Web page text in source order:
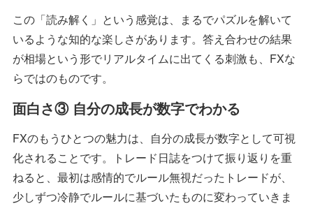
この「読み解く」という感覚は、まるでパズルを解いて
いるような知的な楽しさがあります。答え合わせの結果
が相場という形でリアルタイムに出てくる刺激も、FXな
らではのものです。
面白さ③ 自分の成長が数字でわかる
FXのもうひとつの魅力は、自分の成長が数字として可視
化されることです。トレード日誌をつけて振り返りを重
ねると、最初は感情的でルール無視だったトレードが、
少しずつ冷静でルールに基づいたものに変わっていきま